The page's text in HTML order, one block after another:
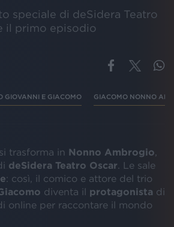
speciale di deSidera Teatro
il primo episodio
GIOVANNI E GIACOMO GIACOMO NONNO
si trasforma in Nonno Ambrogio
deSidera Teatro Oscar . Le sale
: così, il comico e attore del trio
diventa il protagonista di
online per raccontare il mondo